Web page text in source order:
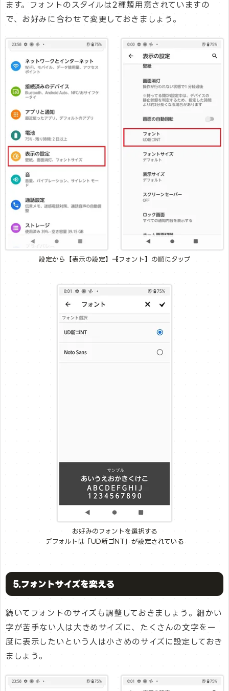
ます。フォントのスタイルは2種類用意されていますの
で、お好みに合わせて変更しておきましょう。
設定から【表示の設定】→【フォント】の順にタップ
お好みのフォントを選択する
デフォルトは「UD新ゴNT」が設定されている
5.フォントサイズを変える
続いてフォントのサイズも調整しておきましょう。細かい
字が苦手ない人は大きめサイズに、たくさんの文字を一
度に表示したいという人は小さめのサイズに設定しておき
ましょう。